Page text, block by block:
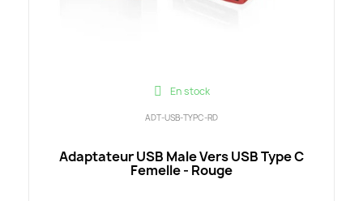
En stock
ADT-USB-TYPC-RD
Adaptateur USB Male Vers USB Type C
Femelle - Rouge